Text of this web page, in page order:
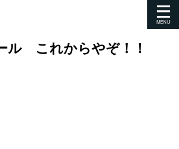
ル これからやぞ！！